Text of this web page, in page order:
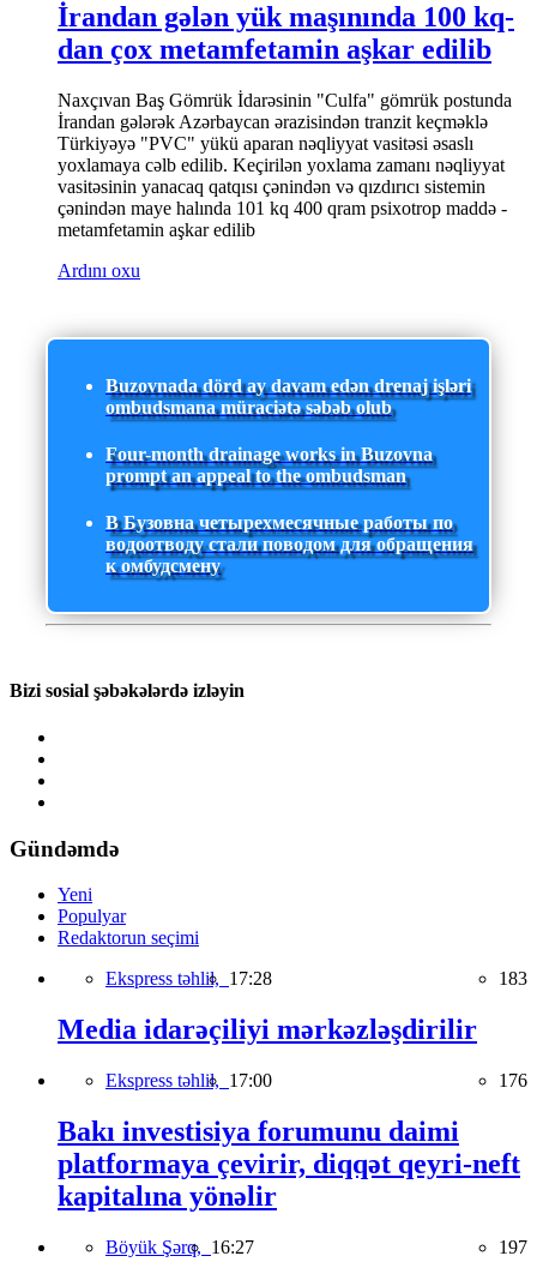
İrandan gələn yük maşınında 100 kq-
dan çox metamfetamin aşkar edilib
Naxçıvan Baş Gömrük İdarəsinin "Culfa" gömrük postunda
İrandan gələrək Azərbaycan ərazisindən tranzit keçməklə
Türkiyəyə "PVC" yükü aparan nəqliyyat vasitəsi əsaslı
yoxlamaya cəlb edilib. Keçirilən yoxlama zamanı nəqliyyat
vasitəsinin yanacaq qatqısı çənindən və qızdırıcı sistemin
çənindən maye halında 101 kq 400 qram psixotrop maddə -
metamfetamin aşkar edilib
Ardını oxu
Buzovnada dörd ay davam edən drenaj işləri
ombudsmana müraciətə səbəb olub
Four-month drainage works in Buzovna
prompt an appeal to the ombudsman
В Бузовна четырехмесячные работы по
водоотводу стали поводом для обращения
к омбудсмену
Bizi sosial şəbəkələrdə izləyin
Gündəmdə
Yeni
Populyar
Redaktorun seçimi
Ekspress təhlil, 17:28 183
Media idarəçiliyi mərkəzləşdirilir
Ekspress təhlil, 17:00 176
Bakı investisiya forumunu daimi
platformaya çevirir, diqqət qeyri-neft
kapitalına yönəlir
Böyük Şərq, 16:27 197